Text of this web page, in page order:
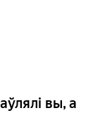
вы, а